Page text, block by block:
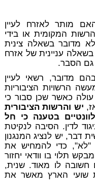
מותר לאזרח לעיין
המקומית או בידי
לא מדובר בשאלה צינית
עניינית של אזרח
גם הסבר.
מדובר, רשאי לעיין
הרשויות הציבוריות
כאשר שכן סבור כי
יש והרשות הציבורית
בטענה כי חל
לדין. הסיבה לנקיטת
דבר, יש לנציג המנגנון
"לא", כדי להמחיש את
תלוי בו וודאי יחזור
לו מאוד. שנית,
שועי הארץ מאשר את